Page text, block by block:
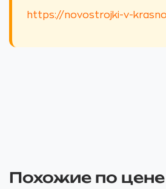
https://novostrojki-v-
Похожие по